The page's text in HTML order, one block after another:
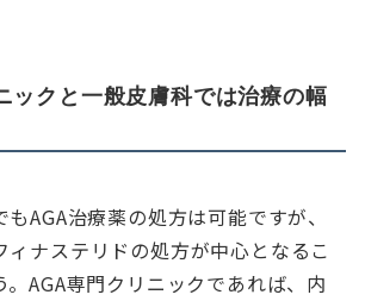
ックと一般皮膚科では治療の幅
AGA治療薬の処方は可能ですが、
ィナステリドの処方が中心となるこ
。AGA専門クリニックであれば、内